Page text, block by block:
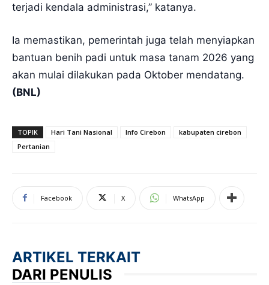
terjadi kendala administrasi,” katanya.
Ia memastikan, pemerintah juga telah menyiapkan
bantuan benih padi untuk masa tanam 2026 yang
akan mulai dilakukan pada Oktober mendatang.
(BNL)
TOPIK Hari Tani Nasional Info Cirebon
kabupaten cirebon
Pertanian
Facebook X WhatsApp
ARTIKEL TERKAIT
DARI PENULIS